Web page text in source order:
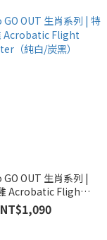
OUT 生肖系列 |
Acrobatic Flight
（純白/炭黑）
NT$1,090